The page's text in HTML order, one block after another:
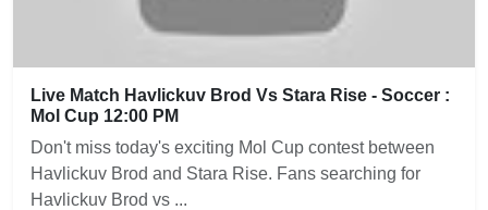
Live Match Havlickuv Brod Vs Stara Rise - Soccer :
Mol Cup 12:00 PM
Don't miss today's exciting Mol Cup contest between
Havlickuv Brod and Stara Rise. Fans searching for
Havlickuv Brod vs ...